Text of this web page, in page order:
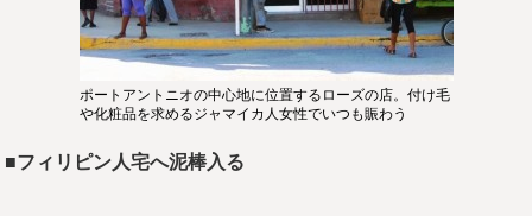
ポートアントニオの中心地に位置するローズの店。付け毛
や化粧品を求めるジャマイカ人女性でいつも賑わう
■フィリピン人宅へ泥棒入る